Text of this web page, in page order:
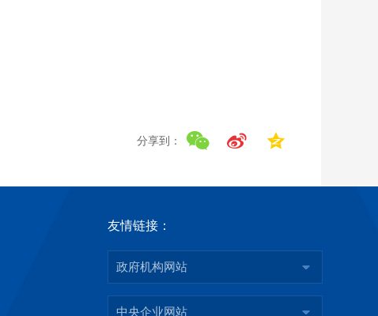
分享到：
友情链接：
政府机构网站
中央企业网站